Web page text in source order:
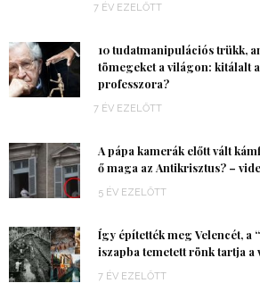
7 ÉV EZELŐTT
10 tudatmanipulációs trükk,
tömegeket a világon: kitálalt
professzora?
7 ÉV EZELŐTT
A pápa kamerák előtt vált
ő maga az Antikrisztus? –
5 ÉV EZELŐTT
Így építették meg Velencét, a
iszapba temetett rönk tartja a
7 ÉV EZELŐTT